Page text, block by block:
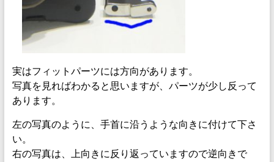
実はフィットパーツには方向があります。
写真を見ればわかると思いますが、パーツが少し反って
あります。
左の写真のように、手首に沿うような向きに付けて下さ
い。
右の写真は、上向きに反り返っていますので逆向きで